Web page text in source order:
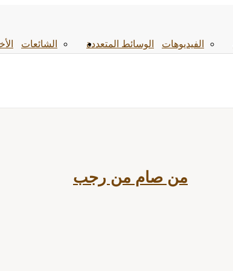
الوسائط المتعددة الفیدیوهات الشائعات
من صام من رجب